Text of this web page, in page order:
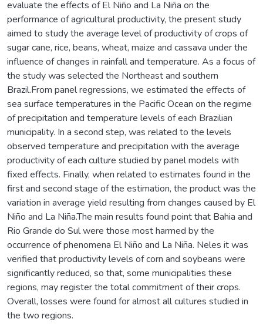
evaluate the effects of El Niño and La Niña on the
performance of agricultural productivity, the present study
aimed to study the average level of productivity of crops of
sugar cane, rice, beans, wheat, maize and cassava under the
influence of changes in rainfall and temperature. As a focus of
the study was selected the Northeast and southern
Brazil.From panel regressions, we estimated the effects of
sea surface temperatures in the Pacific Ocean on the regime
of precipitation and temperature levels of each Brazilian
municipality. In a second step, was related to the levels
observed temperature and precipitation with the average
productivity of each culture studied by panel models with
fixed effects. Finally, when related to estimates found in the
first and second stage of the estimation, the product was the
variation in average yield resulting from changes caused by El
Niño and La Niña.The main results found point that Bahia and
Rio Grande do Sul were those most harmed by the
occurrence of phenomena El Niño and La Niña. Neles it was
verified that productivity levels of corn and soybeans were
significantly reduced, so that, some municipalities these
regions, may register the total commitment of their crops.
Overall, losses were found for almost all cultures studied in
the two regions.